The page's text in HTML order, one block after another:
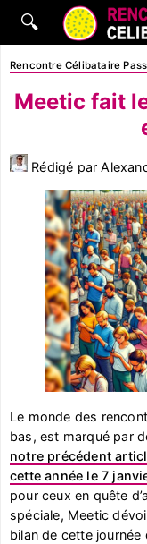
🔍
Rencontre Célibataire
Meetic fait
Rédigé par
Le monde des
bas, est marqué par
notre précédent
cette année le 7
pour ceux en quête
spéciale, Meetic
bilan de cette journée